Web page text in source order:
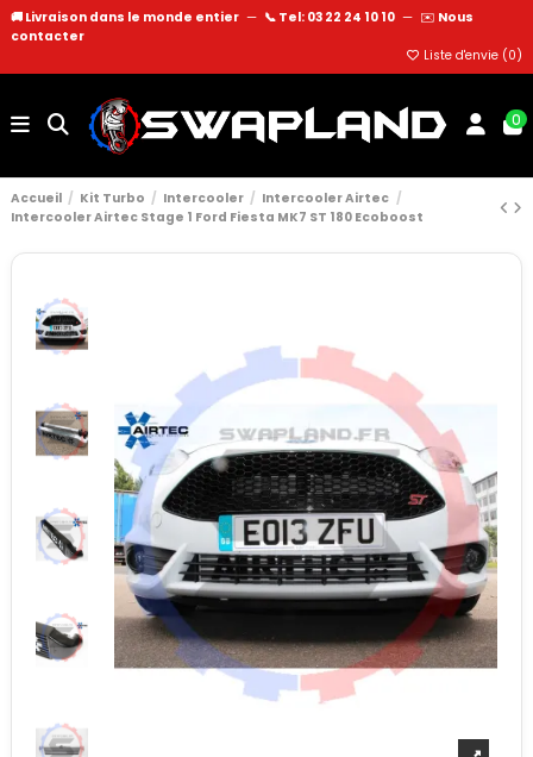
🚚 Livraison dans le monde entier — 📞 Tel: 03 22 24 10 10 — ✉️ Nous
contacter
Liste d'envie (0)
0
Accueil Kit Turbo Intercooler
Intercooler Airtec
Intercooler Airtec Stage 1 Ford Fiesta MK7 ST 180 Ecoboost